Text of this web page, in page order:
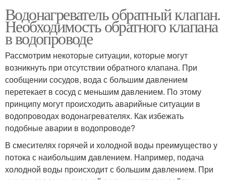
Водонагреватель обратный клапан.
Необходимость обратного клапана
в водопроводе
Рассмотрим некоторые ситуации, которые могут
возникнуть при отсутствии обратного клапана. При
сообщении сосудов, вода с большим давлением
перетекает в сосуд с меньшим давлением. По этому
принципу могут происходить аварийные ситуации в
водопроводах водонагревателях. Как избежать
подобные аварии в водопроводе?
В смесителях горячей и холодной воды преимущество у
потока с наибольшим давлением. Например, подача
холодной воды происходит с большим давлением. При